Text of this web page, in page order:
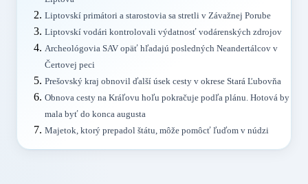
Liptovskí primátori a starostovia sa stretli v Závažnej Porube
Liptovskí vodári kontrolovali výdatnosť vodárenských zdrojov
Archeológovia SAV opäť hľadajú posledných Neandertálcov v
Čertovej peci
Prešovský kraj obnovil ďalší úsek cesty v okrese Stará Ľubovňa
Obnova cesty na Kráľovu hoľu pokračuje podľa plánu. Hotová by
mala byť do konca augusta
Majetok, ktorý prepadol štátu, môže pomôcť ľuďom v núdzi